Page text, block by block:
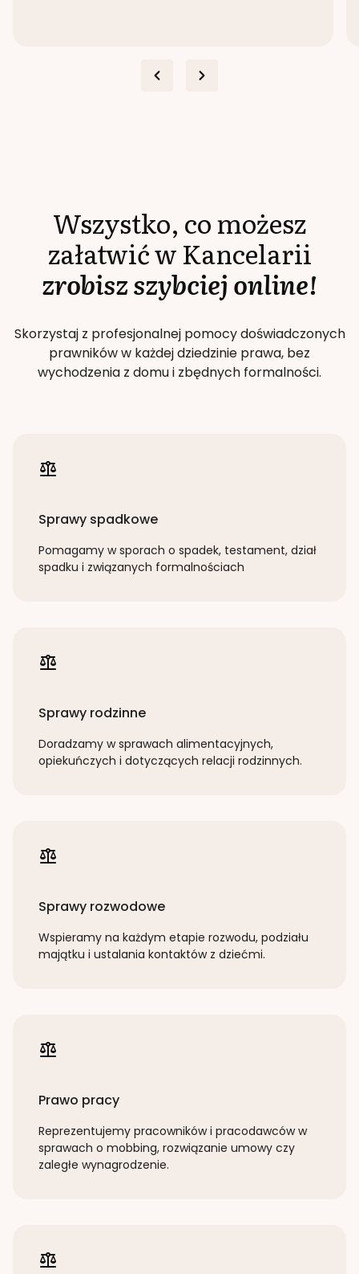
Wszystko, co możesz
załatwić w Kancelarii
zrobisz szybciej online!
Skorzystaj z profesjonalnej pomocy doświadczonych
prawników w każdej dziedzinie prawa, bez
wychodzenia z domu i zbędnych formalności.
Sprawy spadkowe
Pomagamy w sporach o spadek, testament, dział
spadku i związanych formalnościach
Sprawy rodzinne
Doradzamy w sprawach alimentacyjnych,
opiekuńczych i dotyczących relacji rodzinnych.
Sprawy rozwodowe
Wspieramy na każdym etapie rozwodu, podziału
majątku i ustalania kontaktów z dziećmi.
Prawo pracy
Reprezentujemy pracowników i pracodawców w
sprawach o mobbing, rozwiązanie umowy czy
zaległe wynagrodzenie.